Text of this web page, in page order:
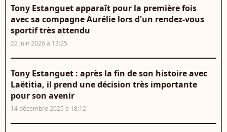
Tony Estanguet apparaît pour la première fois
avec sa compagne Aurélie lors d'un rendez-vous
sportif très attendu
22 juin 2026 à 13:25
Tony Estanguet : après la fin de son histoire avec
Laëtitia, il prend une décision très importante
pour son avenir
14 décembre 2025 à 18:12